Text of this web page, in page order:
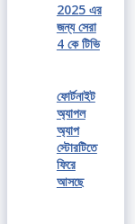
2025 এর
জন্য সেরা
4 কে টিভি
ফোর্টনাইট
অ্যাপল
অ্যাপ
স্টোরটিতে
ফিরে
আসছে